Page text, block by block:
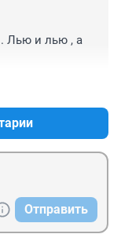
Лью и лью , а
Отправить